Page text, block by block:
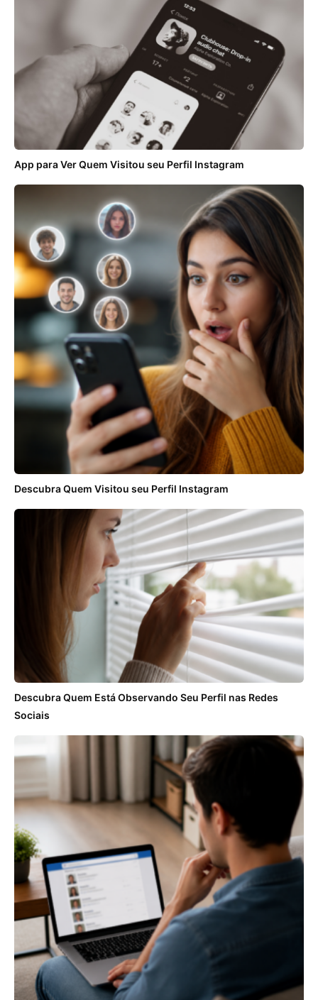
App para Ver Quem Visitou seu Perfil Instagram
Descubra Quem Visitou seu Perfil Instagram
Descubra Quem Está Observando Seu Perfil nas Redes
Sociais